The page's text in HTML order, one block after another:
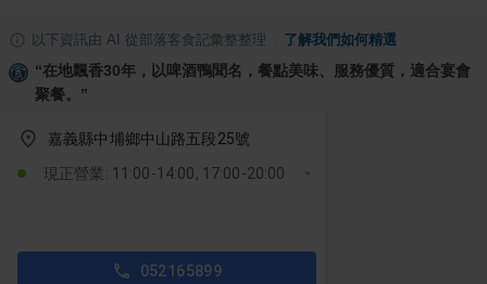
以下資訊由 AI 從部落客食記彙整整理 了解我們如何精選
“在地飄香30年，以啤酒鴨聞名，餐點美味、服務優質，適合宴會
聚餐。 ”
嘉義縣中埔鄉中山路五段25號
現正營業: 11:00-14:00, 17:00-20:00
052165899